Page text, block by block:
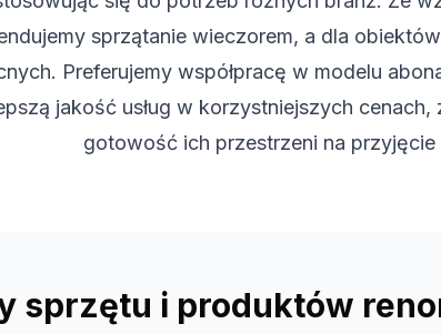
sprzątanie wieczorem, a dla
Preferujemy współpracę w modelu
jakość usług w korzystniejszych cenach,
gotowość ich przestrzeni na przyjęcie
sprzętu i produktów